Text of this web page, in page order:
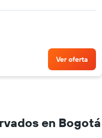
Ver oferta
en Bogotá